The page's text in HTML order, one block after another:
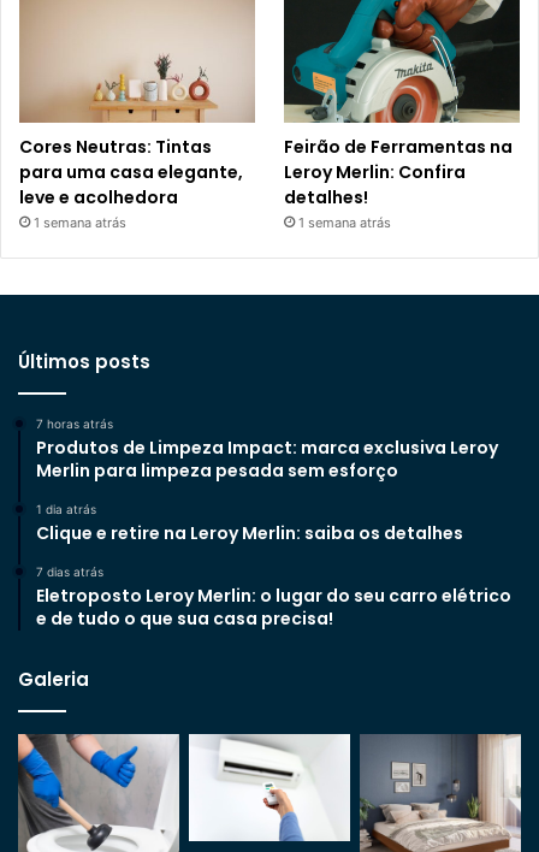
Cores Neutras: Tintas
para uma casa elegante,
leve e acolhedora
1 semana atrás
Feirão de Ferramentas na
Leroy Merlin: Confira
detalhes!
1 semana atrás
Últimos posts
7 horas atrás
Produtos de Limpeza Impact: marca exclusiva Leroy
Merlin para limpeza pesada sem esforço
1 dia atrás
Clique e retire na Leroy Merlin: saiba os detalhes
7 dias atrás
Eletroposto Leroy Merlin: o lugar do seu carro elétrico
e de tudo o que sua casa precisa!
Galeria